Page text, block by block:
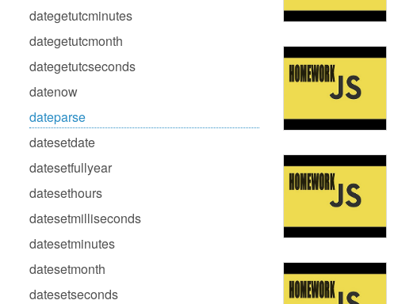
dategetutcminutes
dategetutcmonth
dategetutcseconds
datenow
dateparse
datesetdate
datesetfullyear
datesethours
datesetmilliseconds
datesetminutes
datesetmonth
datesetseconds